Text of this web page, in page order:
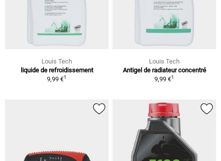
Louis Tech
liquide de refroidissement
9,99 €1
Louis Tech
Antigel de radiateur concentré
9,99 €1